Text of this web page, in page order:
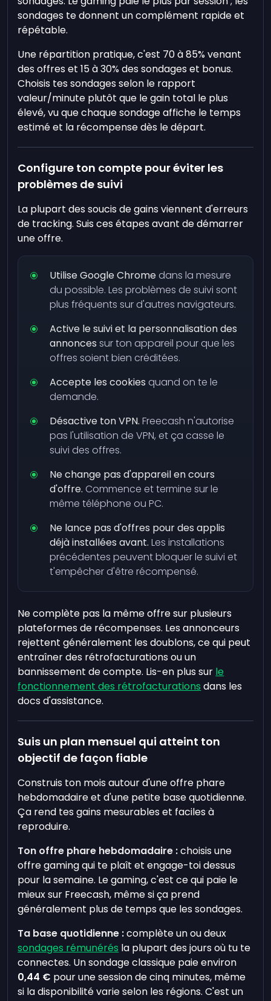
sondages te donnent un complément rapide et
répétable.
Une répartition pratique, c'est 70 à 85% venant
des offres et 15 à 30% des sondages et bonus.
Choisis tes sondages selon le rapport
valeur/minute plutôt que le gain total le plus
élevé, vu que chaque sondage affiche le temps
estimé et la récompense dès le départ.
Configure ton compte pour éviter les
problèmes de suivi
La plupart des soucis de gains viennent d'erreurs
de tracking. Suis ces étapes avant de démarrer
une offre.
Utilise Google Chrome dans la mesure
du possible. Les problèmes de suivi sont
plus fréquents sur d'autres navigateurs.
Active le suivi et la personnalisation des
annonces sur ton appareil pour que les
offres soient bien créditées.
Accepte les cookies quand on te le
demande.
Désactive ton VPN. Freecash n'autorise
pas l'utilisation de VPN, et ça casse le
suivi des offres.
Ne change pas d'appareil en cours
d'offre. Commence et termine sur le
même téléphone ou PC.
Ne lance pas d'offres pour des applis
déjà installées avant. Les installations
précédentes peuvent bloquer le suivi et
t'empêcher d'être récompensé.
Ne complète pas la même offre sur plusieurs
plateformes de récompenses. Les annonceurs
rejettent généralement les doublons, ce qui peut
entraîner des rétrofacturations ou un
bannissement de compte. Lis-en plus sur le
fonctionnement des rétrofacturations dans les
docs d'assistance.
Suis un plan mensuel qui atteint ton
objectif de façon fiable
Construis ton mois autour d'une offre phare
hebdomadaire et d'une petite base quotidienne.
Ça rend tes gains mesurables et faciles à
reproduire.
Ton offre phare hebdomadaire :choisis une
offre gaming qui te plaît et engage-toi dessus
pour la semaine. Le gaming, c'est ce qui paie le
mieux sur Freecash, même si ça prend
généralement plus de temps que les sondages.
Ta base quotidienne :complète un ou deux
sondages rémunérés la plupart des jours où tu te
connectes. Un sondage classique paie environ
0,44 € pour une session de cinq minutes, même
si la disponibilité varie selon les régions. C'est un